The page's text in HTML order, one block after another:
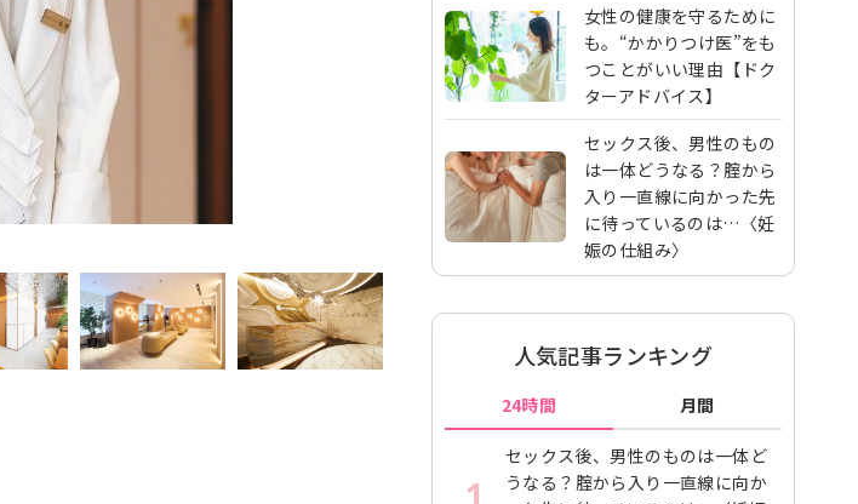
女性の健康を守るために
も。“かかりつけ医”をも
つことがいい理由【ドク
ターアドバイス】
セックス後、男性のもの
は一体どうなる？腟から
入り一直線に向かった先
に待っているのは…〈妊
娠の仕組み〉
人気記事ランキング
24時間 月間
セックス後、男性のものは一体ど
うなる？腟から入り一直線に向か